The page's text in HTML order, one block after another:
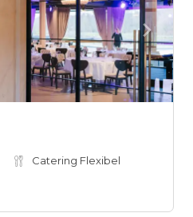
Catering Flexibel